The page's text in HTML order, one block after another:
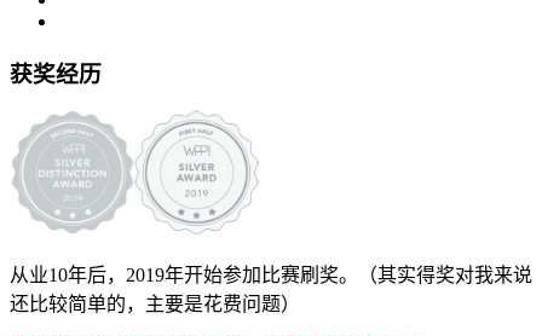
获奖经历
从业10年后，2019年开始参加比赛刷奖。（其实得奖对我来说
还比较简单的，主要是花费问题）